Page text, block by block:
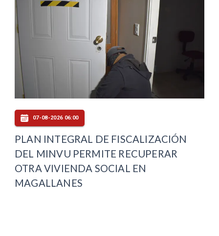
07-08-2026 06:00
PLAN INTEGRAL DE FISCALIZACIÓN
DEL MINVU PERMITE RECUPERAR
OTRA VIVIENDA SOCIAL EN
MAGALLANES